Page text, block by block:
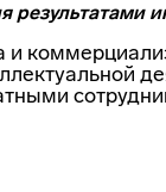
результатами
и